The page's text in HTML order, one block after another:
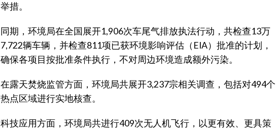
举措。
同期，环境局在全国展开1,906次车尾气排放执法行动，共检查13万
7,722辆车辆，并检查811项已获环境影响评估（EIA）批准的计划，
确保各项目按批准条件执行，不对周边环境造成额外污染。
在露天焚烧监管方面，环境局共展开3,237宗相关调查，包括对494个
热点区域进行实地核查。
科技应用方面，环境局共进行409次无人机飞行，以更有效、更具策